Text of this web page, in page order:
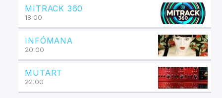
MITRACK 360
18:00
INFÓMANA
20:00
MUTART
22:00